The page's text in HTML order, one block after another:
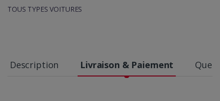
TOUS TYPES VOITURES
Description Livraison & Paiement